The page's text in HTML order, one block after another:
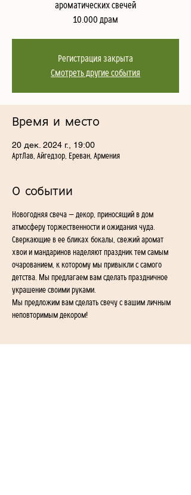
ароматических свечей
10.000 драм
Регистрация закрыта
Смотреть другие события
Время и место
20 дек. 2024 г., 19:00
АртЛав, Айгедзор, Ереван, Армения
О событии
Новогодняя свеча — декор, приносящий в дом
атмосферу торжественности и ожидания чуда.
Сверкающие в ее бликах бокалы, свежий аромат
хвои и мандаринов наделяют праздник тем самым
очарованием, к которому мы привыкли с самого
детства. Мы предлагаем вам сделать праздничное
украшение своими руками.
Мы предложим вам сделать свечу с вашим личным
неповторимым декором!